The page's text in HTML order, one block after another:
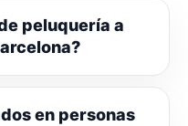
peluquería a
en personas